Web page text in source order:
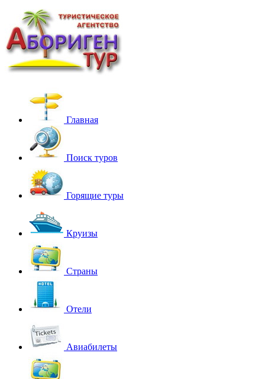
Главная
Поиск туров
Горящие туры
Круизы
Страны
Отели
Авиабилеты